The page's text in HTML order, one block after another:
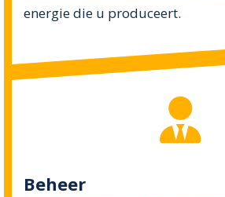
energie die u produceert.
Beheer